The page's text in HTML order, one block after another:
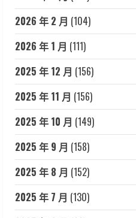
2026 年 2 月 (104)
2026 年 1 月 (111)
2025 年 12 月 (156)
2025 年 11 月 (156)
2025 年 10 月 (149)
2025 年 9 月 (158)
2025 年 8 月 (152)
2025 年 7 月 (130)